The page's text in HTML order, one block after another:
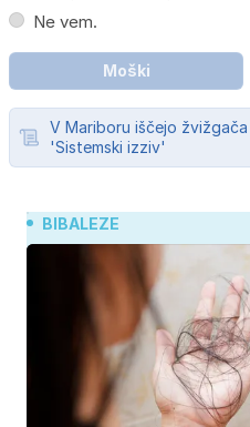
Ne vem.
Moški
V Mariboru iščejo
'Sistemski izziv'
BIBALEZE